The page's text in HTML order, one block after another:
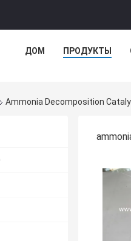
ДОМ ПРОДУКТЫ
Ammonia Decomposition